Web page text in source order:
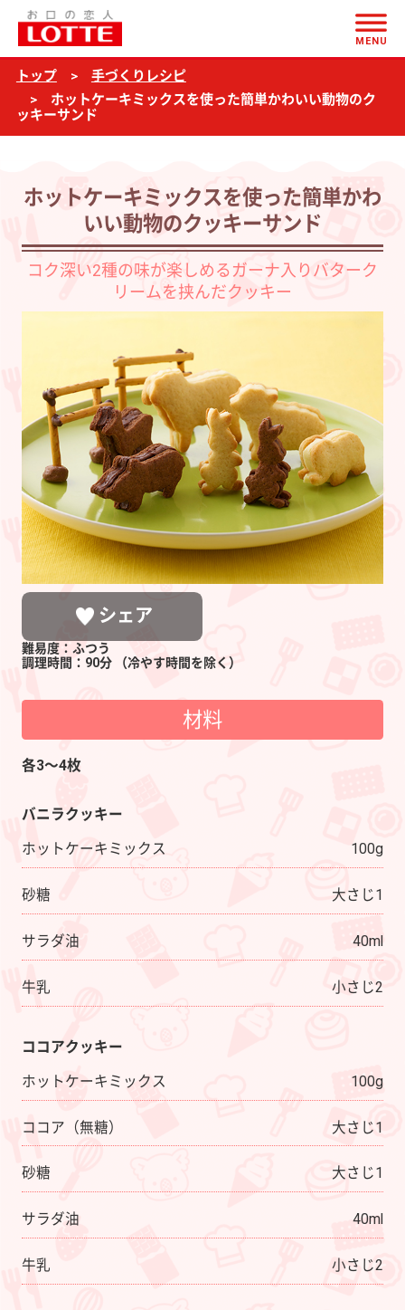
ホ
ッ
ト
ケ
ミ
を
簡
か
わ
い
い
物
の
ク
キ
サ
ン
ド
MENU
トップ
手づくりレシピ
ホットケーキミックスを使った簡単かわいい動物のク
ッキーサンド
ホットケーキミックスを使った簡単かわ
いい動物のクッキーサンド
コク深い2種の味が楽しめるガーナ入りバターク
リームを挟んだクッキー
シェア
難易度：ふつう
調理時間：90分
（冷やす時間を除く）
材料
各3〜4枚
バニラクッキー
ホットケーキミックス
100g
砂糖 大さじ1
サラダ油 40ml
牛乳 小さじ2
ココアクッキー
ホットケーキミックス
100g
ココア（無糖） 大さじ1
砂糖 大さじ1
サラダ油 40ml
牛乳 小さじ2